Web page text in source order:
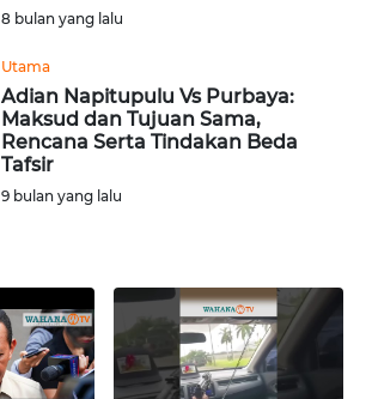
8 bulan yang lalu
Utama
Adian Napitupulu Vs Purbaya:
Maksud dan Tujuan Sama,
Rencana Serta Tindakan Beda
Tafsir
9 bulan yang lalu